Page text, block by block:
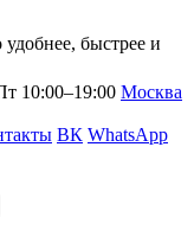
быстрее и
10:00–19:00 Москва
ВК WhatsApp